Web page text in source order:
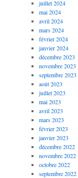
juillet 2024
mai 2024
avril 2024
mars 2024
février 2024
janvier 2024
décembre 2023
novembre 2023
septembre 2023
août 2023
juillet 2023
mai 2023
avril 2023
mars 2023
février 2023
janvier 2023
décembre 2022
novembre 2022
octobre 2022
septembre 2022